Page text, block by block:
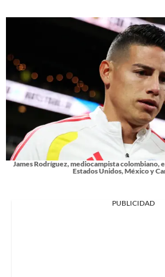
James Rodríguez, mediocampista colombiano,
Estados Unidos, México y
PUBLICIDAD